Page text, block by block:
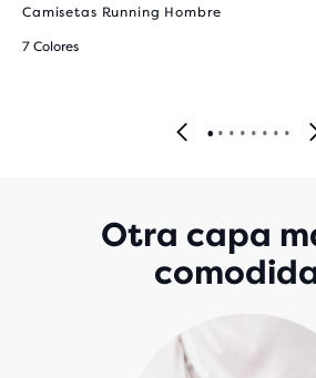
Camisetas Running Hombre
7 Colores
Otra capa